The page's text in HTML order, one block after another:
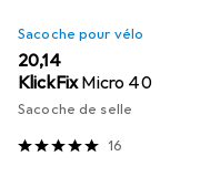
Sacoche pour vélo
EUR
20,14
KlickFixMicro 40
Sacoche de selle
16